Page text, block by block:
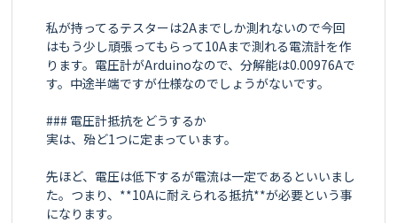
私が持ってるテスターは2Aまでしか測れないので今回
はもう少し頑張ってもらって10Aまで測れる電流計を作
ります。電圧計がArduinoなので、分解能は0.00976Aで
す。中途半端ですが仕様なのでしょうがないです。
### 電圧計抵抗をどうするか
実は、殆ど1つに定まっています。
先ほど、電圧は低下するが電流は一定であるといいまし
た。つまり、**10Aに耐えられる抵抗**が必要という事
になります。